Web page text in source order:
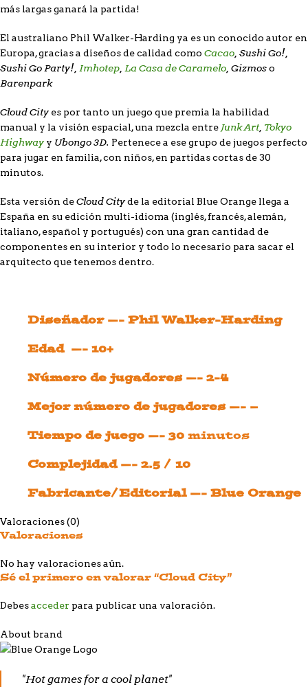
más largas ganará la partida!
El australiano Phil Walker-Harding ya es un conocido autor en
Europa, gracias a diseños de calidad como Cacao, Sushi Go!,
Sushi Go Party!, Imhotep, La Casa de Caramelo, Gizmoso
Barenpark
Cloud Cityes por tanto un juego que premia la habilidad
manual y la visión espacial, una mezcla entre Junk Art, Tokyo
Highwayy Ubongo 3D. Pertenece a ese grupo de juegos perfecto
para jugar en familia, con niños, en partidas cortas de 30
minutos.
Esta versión deCloud Cityde la editorial Blue Orange llega a
España en su edición multi-idioma (inglés, francés, alemán,
italiano, español y portugués) con una gran cantidad de
componentes en su interior y todo lo necesario para sacar el
arquitecto que tenemos dentro.
Diseñador —- Phil Walker-Harding
Edad —- 10+
Número de jugadores —- 2-4
Mejor número de jugadores —- –
Tiempo de juego —- 30 minutos
Complejidad —- 2.5 / 10
Fabricante/Editorial —- Blue Orange
Valoraciones (0)
Valoraciones
No hay valoraciones aún.
Sé el primero en valorar “Cloud City”
Debesacceder para publicar una valoración.
About brand
"Hot games for a cool planet"